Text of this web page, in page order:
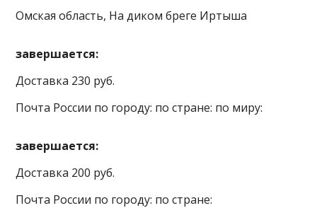
Омская область, На диком бреге Иртыша
завершается:
Доставка 230 руб.
Почта России по городу: по стране: по миру:
завершается:
Доставка 200 руб.
Почта России по городу: по стране: